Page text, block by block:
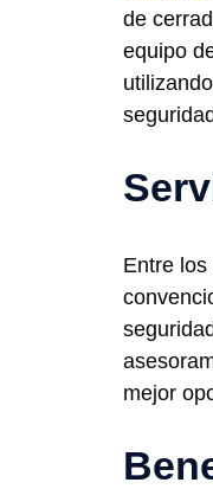
de
equipo
Entre
mejor